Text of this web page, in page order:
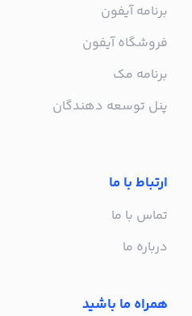
برنامه آیفون
فروشگاه آیفون
برنامه مک
پنل توسعه دهندگان
ارتباط با ما
تماس با ما
درباره ما
همراه ما باشید